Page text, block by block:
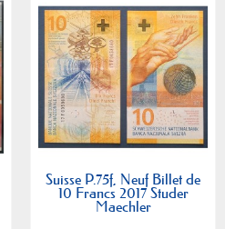
Suisse P.75f, Neuf Billet de
10 Francs 2017 Studer
Maechler